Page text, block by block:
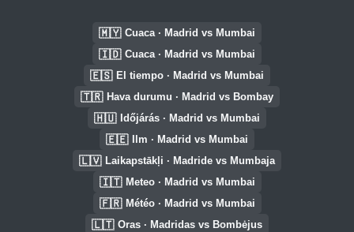
🇲🇾 Cuaca · Madrid vs Mumbai
🇮🇩 Cuaca · Madrid vs Mumbai
🇪🇸 El tiempo · Madrid vs Mumbai
🇹🇷 Hava durumu · Madrid vs Bombay
🇭🇺 Időjárás · Madrid vs Mumbai
🇪🇪 Ilm · Madrid vs Mumbai
🇱🇻 Laikapstākļi · Madride vs Mumbaja
🇮🇹 Meteo · Madrid vs Mumbai
🇫🇷 Météo · Madrid vs Mumbai
🇱🇹 Oras · Madridas vs Bombėjus